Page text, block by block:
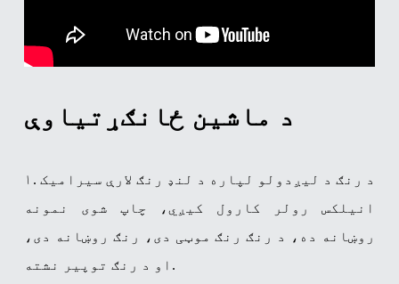
د ماشین ځانګړتیاوې
۱. د رنګ د لیږدولو لپاره د لنډ رنګ لارې سیرامیک
انیلکس رولر کارول کیږي، چاپ شوی نمونه
روښانه ده، د رنګ رنګ موټی دی، رنګ روښانه دی،
او د رنګ توپیر نشته.